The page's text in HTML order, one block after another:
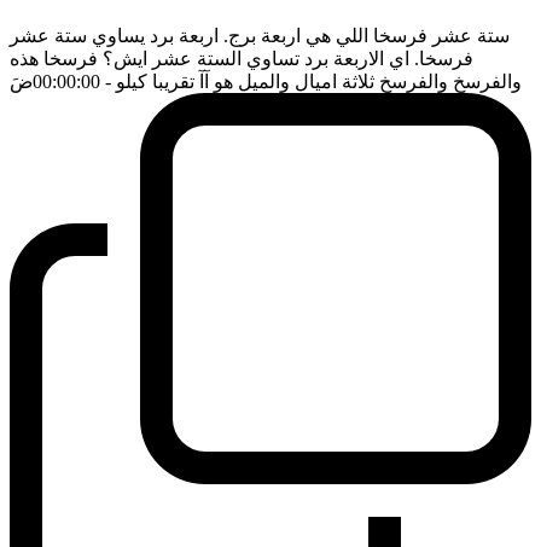
ستة عشر فرسخا اللي هي اربعة برج. اربعة برد يساوي ستة عشر
فرسخا. اي الاربعة برد تساوي الستة عشر ايش؟ فرسخا هذه
والفرسخ والفرسخ ثلاثة اميال والميل هو آآ تقريبا كيلو - 00:00:00 ضَ